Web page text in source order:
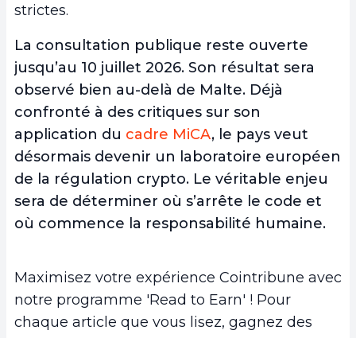
strictes.
La consultation publique reste ouverte
jusqu’au 10 juillet 2026. Son résultat sera
observé bien au-delà de Malte. Déjà
confronté à des critiques sur son
application du cadre MiCA, le pays veut
désormais devenir un laboratoire européen
de la régulation crypto. Le véritable enjeu
sera de déterminer où s’arrête le code et
où commence la responsabilité humaine.
Maximisez votre expérience Cointribune avec
notre programme 'Read to Earn' ! Pour
chaque article que vous lisez, gagnez des